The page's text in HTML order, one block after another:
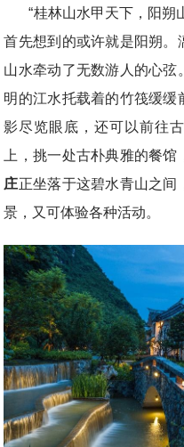
“桂林山水甲天下，阳朔
首先想到的或许就是阳朔。
山水牵动了无数游人的心弦
明的江水托载着的竹筏缓缓
影尽览眼底，还可以前往
上，挑一处古朴典雅的餐馆
庄正坐落于这碧水青山之间
景，又可体验各种活动。